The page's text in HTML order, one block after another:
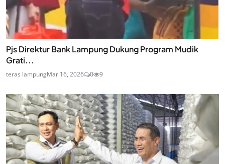
Pjs Direktur Bank Lampung Dukung Program Mudik
Grati...
teras lampungMar 16, 2026 0 9